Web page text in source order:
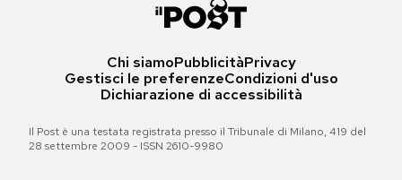
Chi siamoPubblicitàPrivacy
Gestisci le preferenzeCondizioni d'uso
Dichiarazione di accessibilità
Il Post è una testata registrata presso il Tribunale di Milano, 419 del
28 settembre 2009 - ISSN 2610-9980